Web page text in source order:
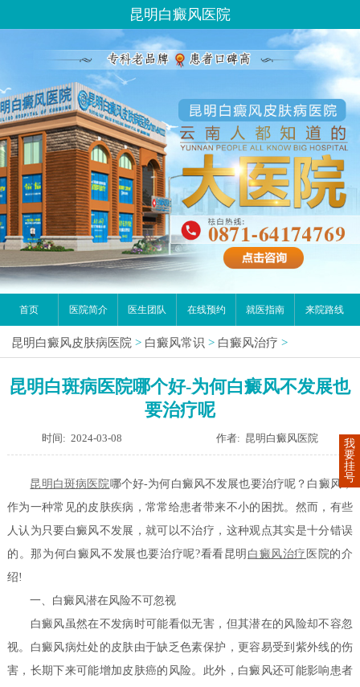
昆明白癜风医院
首页 医院简介 医生团队 在线预约 就医指南 来院路线
昆明白癜风皮肤病医院 > 白癜风常识 > 白癜风治疗 >
昆明白斑病医院哪个好-为何白癜风不发展也
要治疗呢
时间: 2024-03-08 作者: 昆明白癜风医院
昆明白斑病医院哪个好-为何白癜风不发展也要治疗呢？白癜风，
作为一种常见的皮肤疾病，常常给患者带来不小的困扰。然而，有些
人认为只要白癜风不发展，就可以不治疗，这种观点其实是十分错误
的。那为何白癜风不发展也要治疗呢?看看昆明 白癜风治疗 医院的介
绍!
一、白癜风潜在风险不可忽视
白癜风虽然在不发病时可能看似无害，但其潜在的风险却不容忽
视。白癜风病灶处的皮肤由于缺乏色素保护，更容易受到紫外线的伤
害，长期下来可能增加皮肤癌的风险。此外，白癜风还可能影响患者
我
要
挂
号